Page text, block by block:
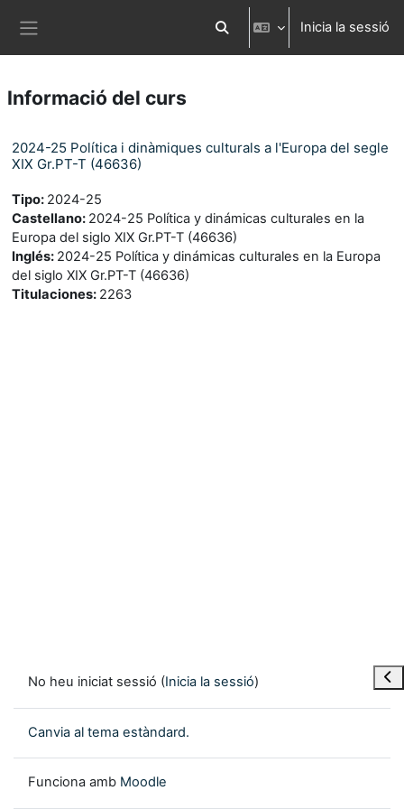
Commuta l'entrada de la cerca
Inicia la sessió
Informació del curs
2024-25 Política i dinàmiques culturals a l'Europa del segle
XIX Gr.PT-T (46636)
Tipo: 2024-25
Castellano: 2024-25 Política y dinámicas culturales en la
Europa del siglo XIX Gr.PT-T (46636)
Inglés: 2024-25 Política y dinámicas culturales en la Europa
del siglo XIX Gr.PT-T (46636)
Titulaciones: 2263
No heu iniciat sessió (Inicia la sessió)
Canvia al tema estàndard.
Funciona amb Moodle